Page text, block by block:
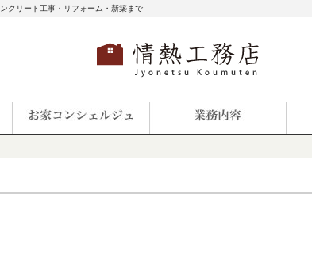
クリート工事・リフォーム・新築まで